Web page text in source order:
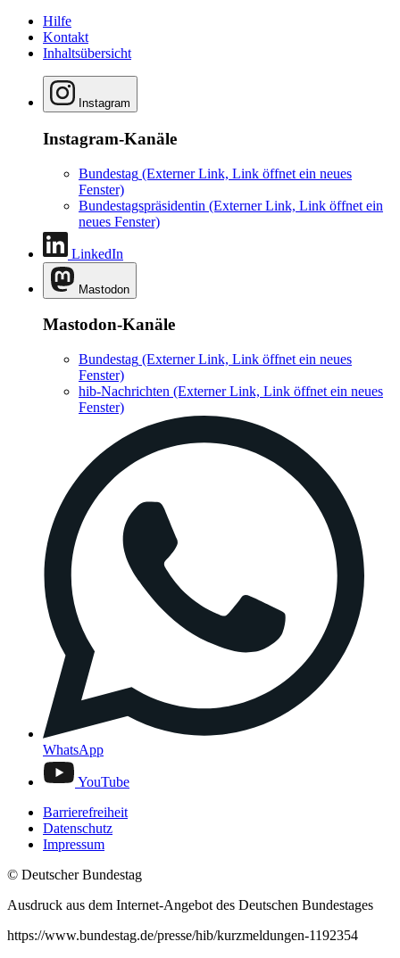
Hilfe
Kontakt
Inhaltsübersicht
Instagram
Instagram-Kanäle
Bundestag (Externer Link, Link öffnet ein neues
Fenster)
Bundestagspräsidentin (Externer Link, Link öffnet ein
neues Fenster)
LinkedIn
Mastodon
Mastodon-Kanäle
Bundestag (Externer Link, Link öffnet ein neues
Fenster)
hib-Nachrichten (Externer Link, Link öffnet ein neues
Fenster)
WhatsApp
YouTube
Barrierefreiheit
Datenschutz
Impressum
© Deutscher Bundestag
Ausdruck aus dem Internet-Angebot des Deutschen Bundestages
https://www.bundestag.de/presse/hib/kurzmeldungen-1192354